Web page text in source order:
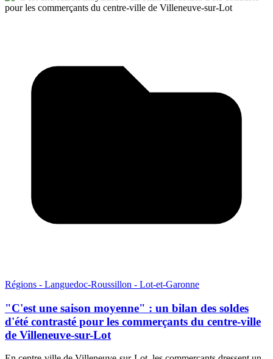
Régions - Languedoc-Roussillon - Lot-et-Garonne
"C'est une saison moyenne" : un bilan des soldes
d'été contrasté pour les commerçants du centre-ville
de Villeneuve-sur-Lot